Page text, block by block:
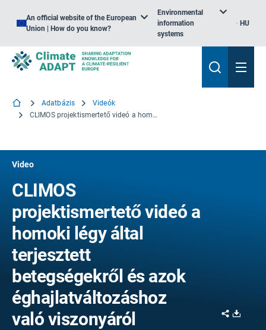
An official website of the European
Union | How do you know?
Environmental
information
systems
HU
Adatbázis
Videók
CLIMOS projektismertető videó a homoki légy által terjesztett betegségekről és azok éghajlatváltozáshoz való viszonyáról
Video
CLIMOS
projektismertető videó a
homoki légy által
terjesztett
betegségekről és azok
éghajlatváltozáshoz
való viszonyáról
Share